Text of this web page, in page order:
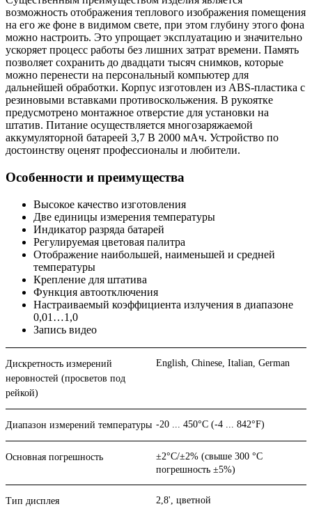
возможность отображения теплового изображения помещения
на его же фоне в видимом свете, при этом глубину этого фона
можно настроить. Это упрощает эксплуатацию и значительно
ускоряет процесс работы без лишних затрат времени. Память
позволяет сохранить до двадцати тысяч снимков, которые
можно перенести на персональный компьютер для
дальнейшей обработки. Корпус изготовлен из ABS-пластика с
резиновыми вставками противоскольжения. В рукоятке
предусмотрено монтажное отверстие для установки на
штатив. Питание осуществляется многозаряжаемой
аккумуляторной батареей 3,7 В 2000 мАч. Устройство по
достоинству оценят профессионалы и любители.
Особенности и преимущества
Высокое качество изготовления
Две единицы измерения температуры
Индикатор разряда батарей
Регулируемая цветовая палитра
Отображение наибольшей, наименьшей и средней
температуры
Крепление для штатива
Функция автоотключения
Настраиваемый коэффициента излучения в диапазоне
0,01…1,0
Запись видео
Дискретность измерений
неровностей (просветов под
рейкой)
English, Chinese, Italian, German
Диапазон измерений температуры -20 ... 450°С (-4 ... 842°F)
Основная погрешность
±2°С/±2% (свыше 300 °С
погрешность ±5%)
Тип дисплея 2,8', цветной